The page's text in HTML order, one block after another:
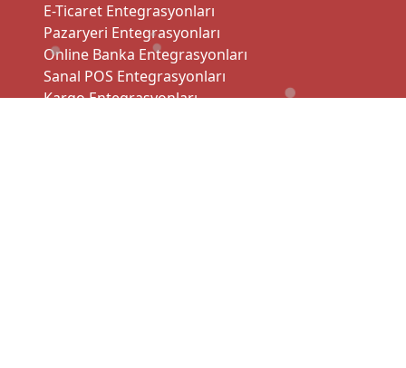
E-Ticaret Entegrasyonları
Pazaryeri Entegrasyonları
Online Banka Entegrasyonları
Sanal POS Entegrasyonları
Kargo Entegrasyonları